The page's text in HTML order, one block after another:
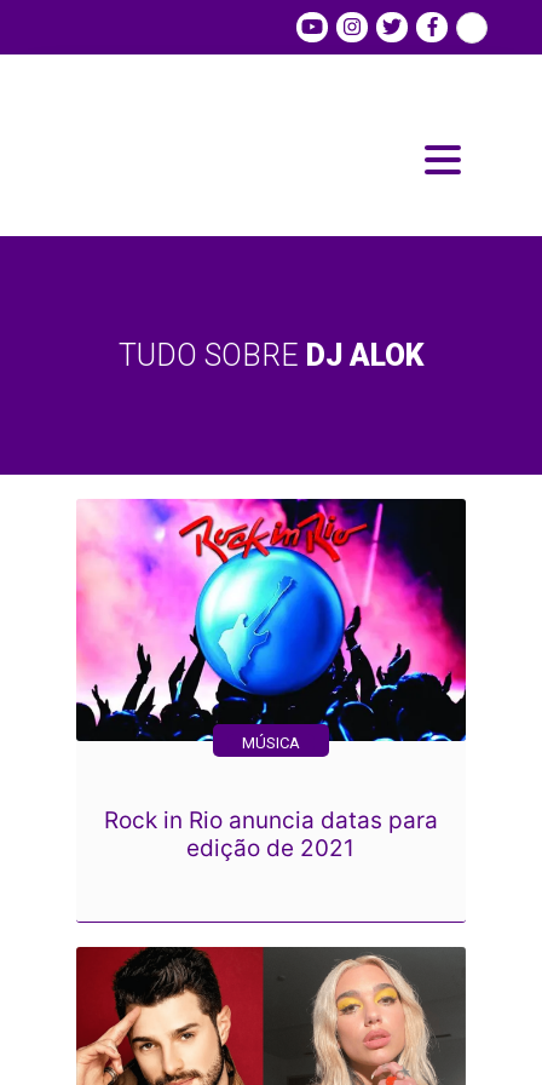
TUDO SOBRE DJ ALOK
MÚSICA
Rock in Rio anuncia datas para
edição de 2021